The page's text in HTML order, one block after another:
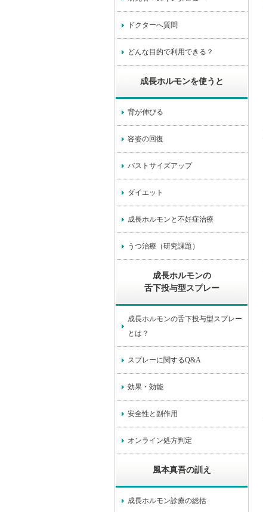
ドクターへ質問
どんな目的で利用できる？
成長ホルモンを使うと
背が伸びる
容姿の回復
バストサイズアップ
ダイエット
成長ホルモンと不妊症治療
うつ治療（研究課題）
成長ホルモンの
舌下投与型スプレー
成長ホルモンの舌下投与型スプレー
とは？
スプレーに関するQ&A
効果・効能
安全性と副作用
オンライン処方判定
風本真吾の訓え
成長ホルモン診療の総括